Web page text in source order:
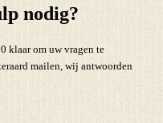
nodig?
klaar om uw vragen te
mailen, wij antwoorden